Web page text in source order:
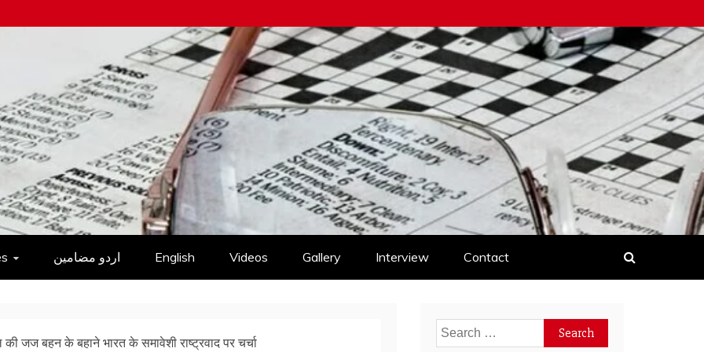
اردو مضامین English Videos Gallery Interview Contact
जज बहन के बहाने भारत के समावेशी राष्ट्रवाद पर चर्चा
Search